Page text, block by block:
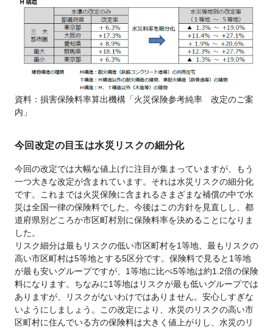
資料：損害保険料率算出機構「火災保険参考純率 改定のご案
内」
今回改定の目玉は水災リスクの細分化
今回の改定では大幅な値上げに注目が集まっていますが、もう
一つ大きな改定が含まれています。それは水災リスクの細分化
です。これまでは火災保険に含まれるさまざまな補償の中で水
災は全国一律の保険料でした。今後はこの方針を見直しし、都
道府県別どころか市区町村別に保険料率を決めることになりま
した。
リスク細分は最もリスクの低い市区町村を1等地、最もリスクの
高い市区町村は5等地とする5区分です。保険料で見ると1等地
が最も安いグループですが、1等地に比べ5等地は約1.2倍の保険
料になります。ちなみに1等地はリスクが最も低いグループでは
ありますが、リスクがないわけではありません。安心しすぎな
いようにしましょう。この改定により、水災のリスクの高い市
区町村に住んでいる方の保険料は大きく値上がりし、水災のリ